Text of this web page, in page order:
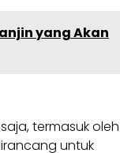
yang Akan
termasuk oleh
untuk